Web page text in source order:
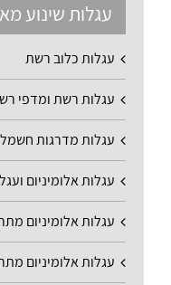
עגלות שינוע
עגלות כלוב רשת
עגלות רשת ומדפי
עגלות מדרגות
עגלות אלומיניום
עגלות אלומיניום
עגלות אלומיניום